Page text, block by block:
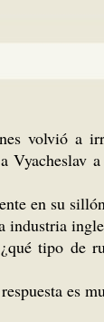
volvió a
en su
tipo de
es